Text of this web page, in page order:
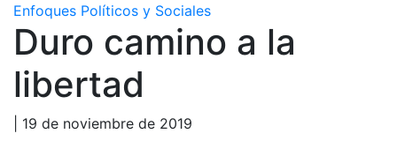
Enfoques Políticos y Sociales
Duro camino a la
libertad
| 19 de noviembre de 2019